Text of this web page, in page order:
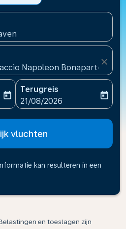
Napoleon Bonaparte
close
date-aria-label
today
Terugreis
fc-booking-return-date-
21/08/2026
today
vluchten
kan resulteren in een
en toeslagen zijn